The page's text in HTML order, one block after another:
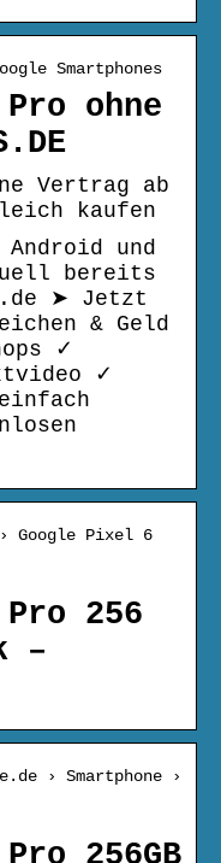
Smartphones
ohne
Vertrag ab
kaufen
Android und
bereits
➤ Jetzt
& Geld
✓
✓
Google Pixel 6
256
–
› Smartphone ›